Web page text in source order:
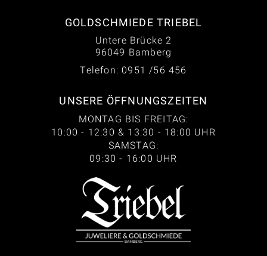
GOLDSCHMIEDE TRIEBEL
Untere Brücke 2
96049 Bamberg
Telefon: 0951 /56 456
UNSERE ÖFFNUNGSZEITEN
MONTAG BIS FREITAG:
10:00 - 12:30 & 13:30 - 18:00 UHR
SAMSTAG:
09:30 - 16:00 UHR